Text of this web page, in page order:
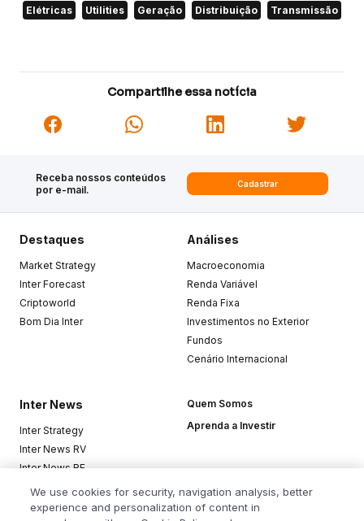
Elétricas Utilities Geração Distribuição Transmissão
Compartilhe essa notícia
Receba nossos conteúdos
por e-mail.
Cadastrar
Destaques
Market Strategy
Inter Forecast
Criptoworld
Bom Dia Inter
Análises
Macroeconomia
Renda Variável
Renda Fixa
Investimentos no Exterior
Fundos
Cenário Internacional
Inter News
Inter Strategy
Inter News RV
Inter News RF
Top Funds
Quem Somos
Aprenda a Investir
We use cookies for security, navigation analysis, better
experience and personalization of content in